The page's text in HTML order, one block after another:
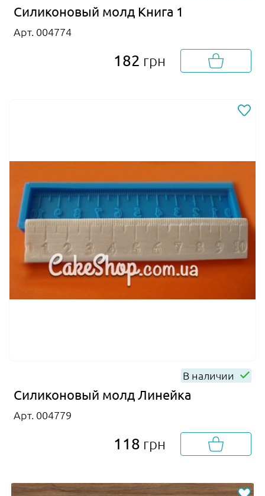
Силиконовый молд Книга 1
Арт. 004774
182 грн
В наличии
Силиконовый молд Линейка
Арт. 004779
118 грн